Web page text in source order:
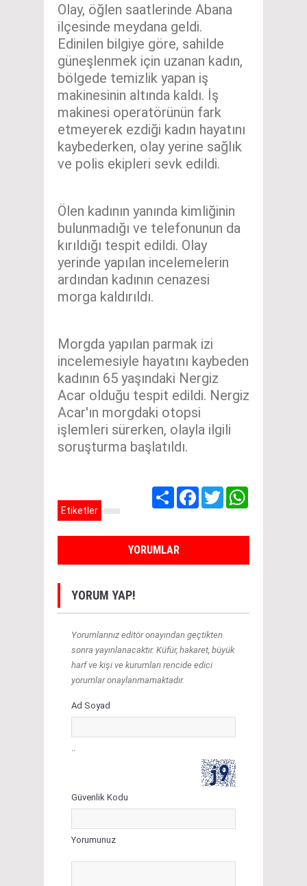
Olay, öğlen saatlerinde Abana
ilçesinde meydana geldi.
Edinilen bilgiye göre, sahilde
güneşlenmek için uzanan kadın,
bölgede temizlik yapan iş
makinesinin altında kaldı. İş
makinesi operatörünün fark
etmeyerek ezdiği kadın hayatını
kaybederken, olay yerine sağlık
ve polis ekipleri sevk edildi.
Ölen kadının yanında kimliğinin
bulunmadığı ve telefonunun da
kırıldığı tespit edildi. Olay
yerinde yapılan incelemelerin
ardından kadının cenazesi
morga kaldırıldı.
Morgda yapılan parmak izi
incelemesiyle hayatını kaybeden
kadının 65 yaşındaki Nergiz
Acar olduğu tespit edildi. Nergiz
Acar'ın morgdaki otopsi
işlemleri sürerken, olayla ilgili
soruşturma başlatıldı.
Share Facebook
Twitter
Etiketler
YORUMLAR
YORUM YAP!
Yorumlarınız editör onayından geçtikten
sonra yayınlanacaktır. Küfür, hakaret, büyük
harf ve kişi ve kurumları rencide edici
yorumlar onaylanmamaktadır.
Ad Soyad
Güvenlik Kodu
Yorumunuz